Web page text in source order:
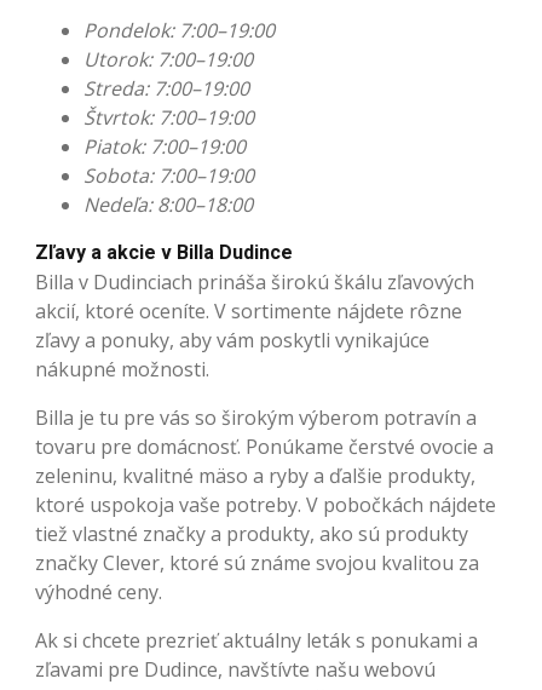
Pondelok: 7:00–19:00
Utorok: 7:00–19:00
Streda: 7:00–19:00
Štvrtok: 7:00–19:00
Piatok: 7:00–19:00
Sobota: 7:00–19:00
Nedeľa: 8:00–18:00
Zľavy a akcie v Billa Dudince
Billa v Dudinciach prináša širokú škálu zľavových
akcií, ktoré oceníte. V sortimente nájdete rôzne
zľavy a ponuky, aby vám poskytli vynikajúce
nákupné možnosti.
Billa je tu pre vás so širokým výberom potravín a
tovaru pre domácnosť. Ponúkame čerstvé ovocie a
zeleninu, kvalitné mäso a ryby a ďalšie produkty,
ktoré uspokoja vaše potreby. V pobočkách nájdete
tiež vlastné značky a produkty, ako sú produkty
značky Clever, ktoré sú známe svojou kvalitou za
výhodné ceny.
Ak si chcete prezrieť aktuálny leták s ponukami a
zľavami pre Dudince, navštívte našu webovú